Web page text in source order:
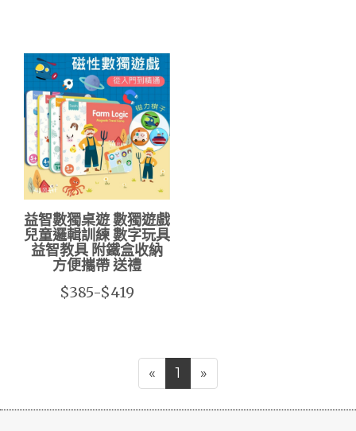
益智數獨桌遊 數獨遊戲
兒童邏輯訓練 數字玩具
益智教具 附鐵盒收納
方便攜帶 送禮
$385-$419
« 1 »